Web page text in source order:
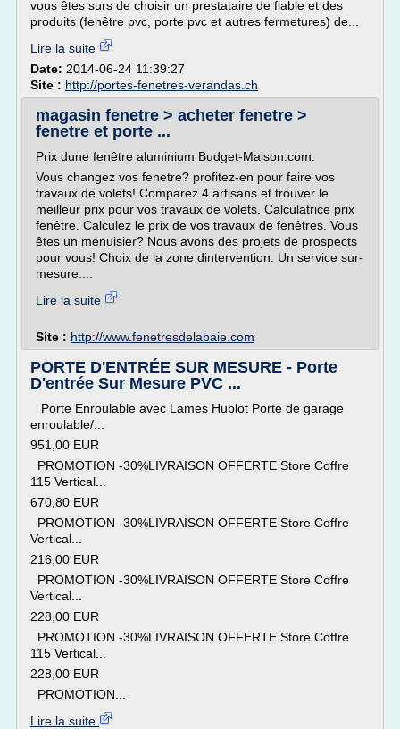
vous êtes surs de choisir un prestataire de fiable et des
produits (fenêtre pvc, porte pvc et autres fermetures) de...
Lire la suite
Date: 2014-06-24 11:39:27
Site : http://portes-fenetres-verandas.ch
magasin fenetre > acheter fenetre >
fenetre et porte ...
Prix dune fenêtre aluminium Budget-Maison.com.
Vous changez vos fenetre? profitez-en pour faire vos
travaux de volets! Comparez 4 artisans et trouver le
meilleur prix pour vos travaux de volets. Calculatrice prix
fenêtre. Calculez le prix de vos travaux de fenêtres. Vous
êtes un menuisier? Nous avons des projets de prospects
pour vous! Choix de la zone dintervention. Un service sur-
mesure....
Lire la suite
Site : http://www.fenetresdelabaie.com
PORTE D'ENTRÉE SUR MESURE - Porte
D'entrée Sur Mesure PVC ...
Porte Enroulable avec Lames Hublot Porte de garage
enroulable/...
951,00 EUR
PROMOTION -30%LIVRAISON OFFERTE Store Coffre
115 Vertical...
670,80 EUR
PROMOTION -30%LIVRAISON OFFERTE Store Coffre
Vertical...
216,00 EUR
PROMOTION -30%LIVRAISON OFFERTE Store Coffre
Vertical...
228,00 EUR
PROMOTION -30%LIVRAISON OFFERTE Store Coffre
115 Vertical...
228,00 EUR
PROMOTION...
Lire la suite